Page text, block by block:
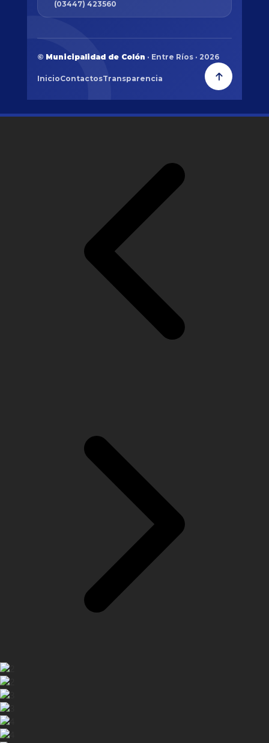
(03447) 423560
© Municipalidad de Colón · Entre Ríos · 2026
InicioContactosTransparencia